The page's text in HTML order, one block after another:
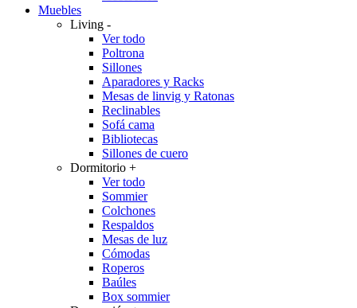
Muebles
Living -
Ver todo
Poltrona
Sillones
Aparadores y Racks
Mesas de linvig y Ratonas
Reclinables
Sofá cama
Bibliotecas
Sillones de cuero
Dormitorio +
Ver todo
Sommier
Colchones
Respaldos
Mesas de luz
Cómodas
Roperos
Baúles
Box sommier